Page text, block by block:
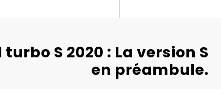
turbo S 2020 : La version S
en préambule.